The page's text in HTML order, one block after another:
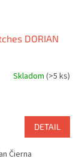
DORIAN
Skladom (>5 ks)
DETAIL
Čierna